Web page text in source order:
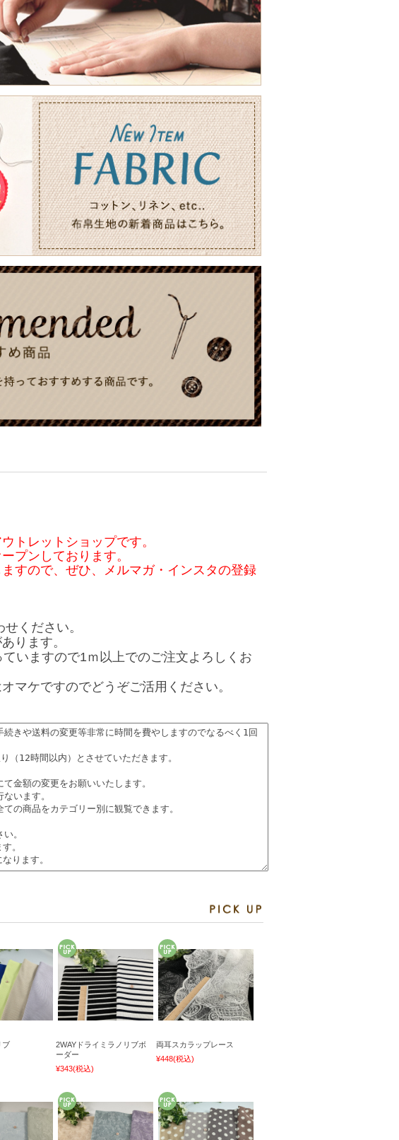
トレットショップです。
プンしております。
すので、ぜひ、メルマガ・インスタの登録
ください。
ります。
いますので1ｍ以上でのご注文よろしくお
マケですのでどうぞご活用ください。
ブ
2WAYドライミラノリブボ
ーダー
¥343(税込)
両耳スカラップレース
¥448(税込)